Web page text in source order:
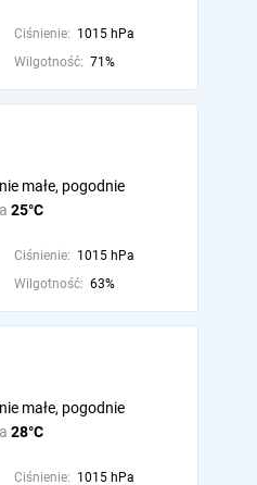
Ciśnienie: 1015 hPa
Wilgotność: 71%
25°C
małe, pogodnie
Ciśnienie: 1015 hPa
Wilgotność: 63%
28°C
małe, pogodnie
Ciśnienie: 1015 hPa